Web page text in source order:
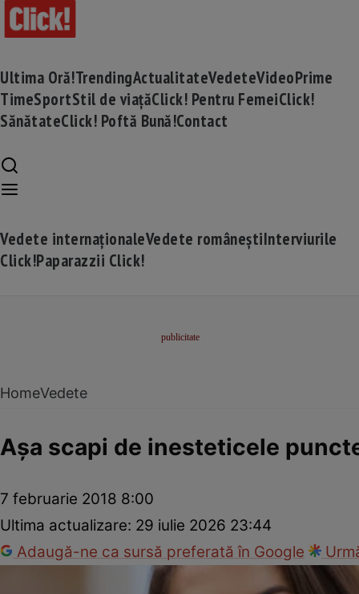
Ultima Oră!TrendingActualitateVedeteVideoPrime
TimeSportStil de viațăClick! Pentru FemeiClick!
SănătateClick! Poftă Bună!Contact
Vedete internaționaleVedete româneștiInterviurile
Click!Paparazzii Click!
HomeVedete
Aşa scapi de inesteticele
7 februarie 2018 8:00
Ultima actualizare: 29 iulie 2026 23:44
Adaugă-ne ca sursă preferată în Google